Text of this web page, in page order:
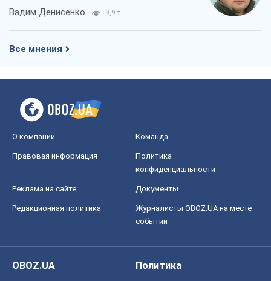
Вадим Денисенко 9,9 т.
Все мнения
О компании Команда
Правовая информация
Политика
конфиденциальности
Реклама на сайте Документы
Редакционная политика
Журналисты OBOZ.UA на месте
событий
OBOZ.UA
Политика